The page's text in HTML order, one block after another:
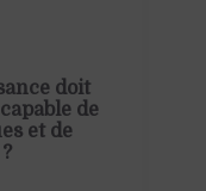
doit
de
et de